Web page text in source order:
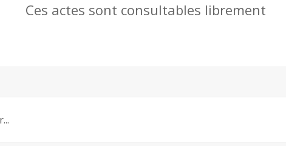
Ces actes sont consultables librement